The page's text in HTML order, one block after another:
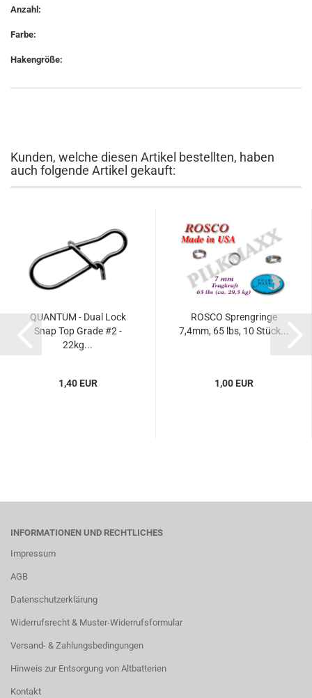
Anzahl:
Farbe:
Hakengröße:
Kunden, welche diesen Artikel bestellten, haben
auch folgende Artikel gekauft:
QUANTUM - Dual Lock
Snap Top Grade #2 -
22kg...
1,40 EUR
ROSCO Sprengringe
7,4mm, 65 lbs, 10 Stück...
1,00 EUR
INFORMATIONEN UND RECHTLICHES
Impressum
AGB
Datenschutzerklärung
Widerrufsrecht & Muster-Widerrufsformular
Versand- & Zahlungsbedingungen
Hinweis zur Entsorgung von Altbatterien
Kontakt